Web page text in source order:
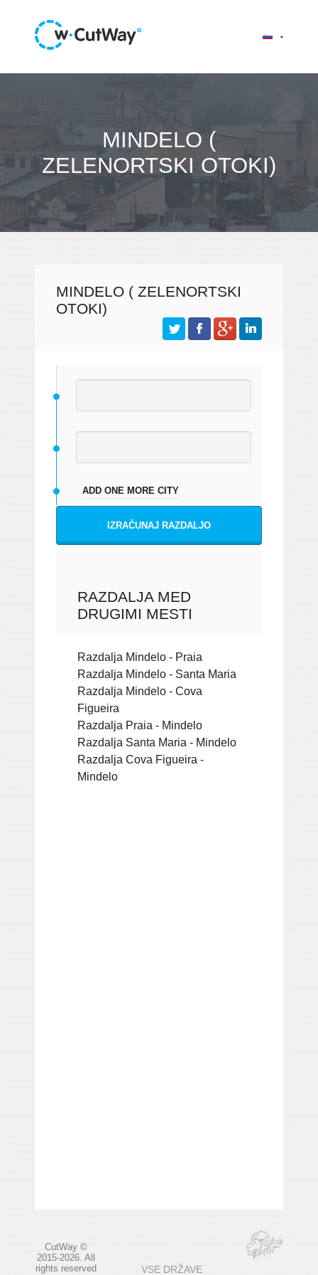
MINDELO (
ZELENORTSKI OTOKI)
MINDELO ( ZELENORTSKI
OTOKI)
ADD ONE MORE CITY
IZRAČUNAJ RAZDALJO
RAZDALJA MED
DRUGIMI MESTI
Razdalja Mindelo - Praia
Razdalja Mindelo - Santa Maria
Razdalja Mindelo - Cova
Figueira
Razdalja Praia - Mindelo
Razdalja Santa Maria - Mindelo
Razdalja Cova Figueira -
Mindelo
CutWay ©
2015-2026. All
rights reserved
VSE DRŽAVE